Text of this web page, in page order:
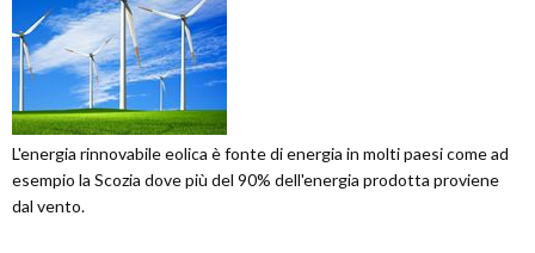
L'energia rinnovabile eolica è fonte di energia in molti paesi come ad
esempio la Scozia dove più del 90% dell'energia prodotta proviene
dal vento.